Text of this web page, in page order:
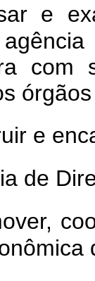
e
e
de